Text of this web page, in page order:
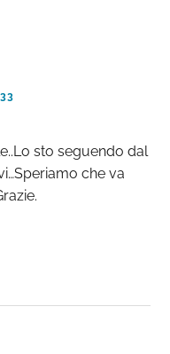
sto seguendo dal
che va